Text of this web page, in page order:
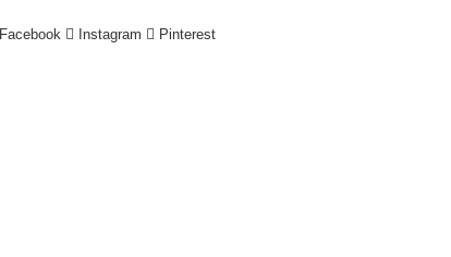
Facebook Instagram Pinterest